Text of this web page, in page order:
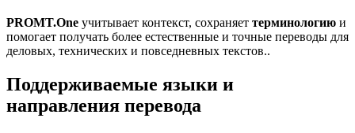
PROMT.One учитывает контекст, сохраняет терминологию и
помогает получать более естественные и точные переводы для
деловых, технических и повседневных текстов..
Поддерживаемые языки и
направления перевода